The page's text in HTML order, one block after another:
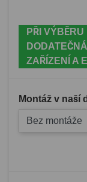
PŘI
ZAŘÍZENÍ A
Montáž v naší
Bez montáže